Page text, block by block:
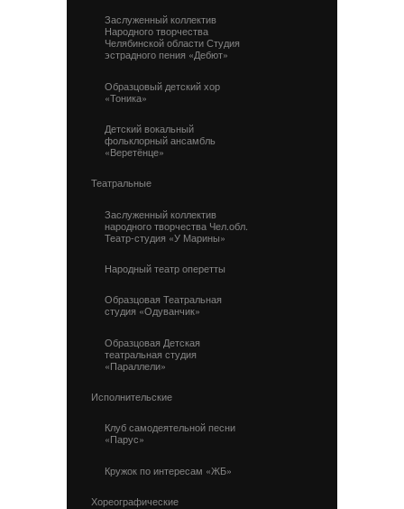
Заслуженный коллектив
Народного творчества
Челябинской области Студия
эстрадного пения «Дебют»
Образцовый детский хор
«Тоника»
Детский вокальный
фольклорный ансамбль
«Веретёнце»
Театральные
Заслуженный коллектив
народного творчества Чел.обл.
Театр-студия «У Марины»
Народный театр оперетты
Образцовая Театральная
студия «Одуванчик»
Образцовая Детская
театральная студия
«Параллели»
Исполнительские
Клуб самодеятельной песни
«Парус»
Кружок по интересам «ЖБ»
Хореографические